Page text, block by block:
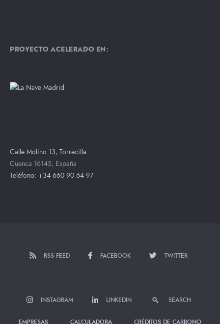
PROYECTO ACELERADO EN:
Calle Molino 13, Torrecilla
Cuenca 16145, España
Teléfono: +34 660 90 64 97
RSS FEED FACEBOOK TWITTER
INSTAGRAM LINKEDIN SEARCH